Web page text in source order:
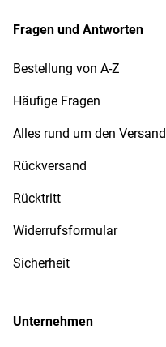
Fragen und Antworten
Bestellung von A-Z
Häufige Fragen
Alles rund um den Versand
Rückversand
Rücktritt
Widerrufsformular
Sicherheit
Unternehmen